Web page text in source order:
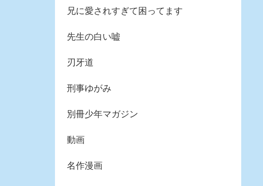
兄に愛されすぎて困ってます
先生の白い嘘
刃牙道
刑事ゆがみ
別冊少年マガジン
動画
名作漫画